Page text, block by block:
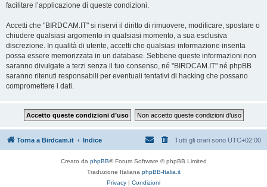
facilitare l’applicazione di queste condizioni.
Accetti che "BIRDCAM.IT" si riservi il diritto di rimuovere, modificare, spostare o
chiudere qualsiasi argomento in qualsiasi momento, a sua esclusiva
discrezione. In qualità di utente, accetti che qualsiasi informazione inserita
possa essere memorizzata in un database. Sebbene queste informazioni non
saranno divulgate a terzi senza il tuo consenso, né "BIRDCAM.IT" né phpBB
saranno ritenuti responsabili per eventuali tentativi di hacking che possano
compromettere i dati.
Torna a Birdcam.it Indice Tutti gli orari sono UTC+02:00
Creato da phpBB® Forum Software © phpBB Limited
Traduzione Italiana phpBB-Italia.it
Privacy | Condizioni